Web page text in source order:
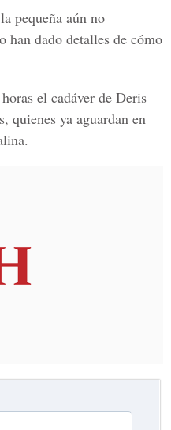
pequeña aún no
han dado detalles de cómo
el cadáver de Deris
quienes ya aguardan en